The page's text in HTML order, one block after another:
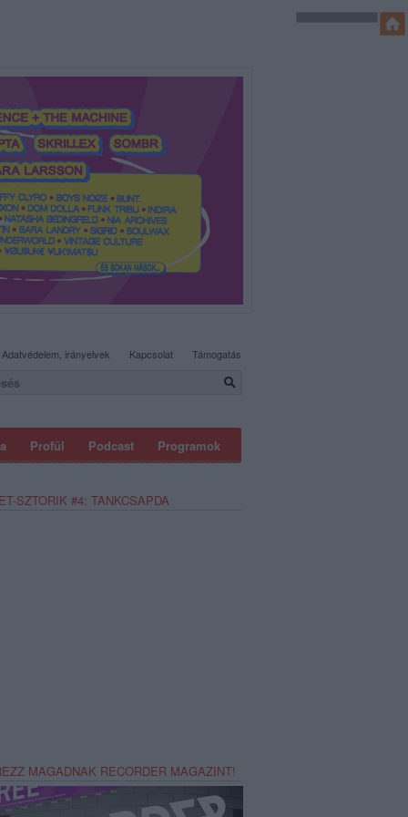
Profül Podcast Programok
Adatvédelem, irányelvek Kapcsolat Támogatás
SZTORIK #4: TANKCSAPDA
MAGADNAK RECORDER MAGAZINT!